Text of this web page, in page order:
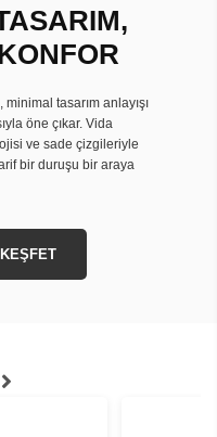
tasarım anlayışı
öne çıkar. Vida
ve sade çizgileriyle
bir duruşu bir araya